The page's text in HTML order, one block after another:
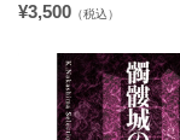
¥3,500 （税込）